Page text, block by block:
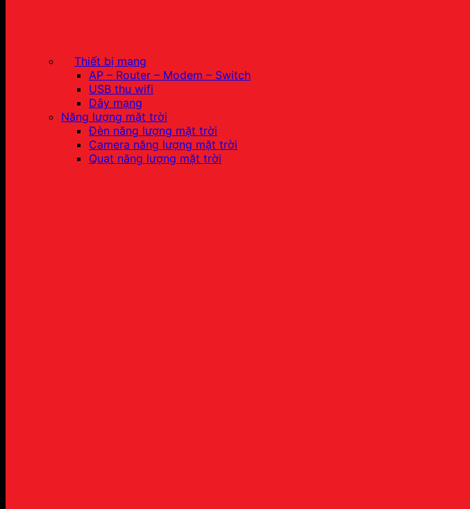
Thiết bị mạng
AP – Router – Modem – Switch
USB thu wifi
Dây mạng
Năng lượng mặt trời
Đèn năng lượng mặt trời
Camera năng lượng mặt trời
Quạt năng lượng mặt trời